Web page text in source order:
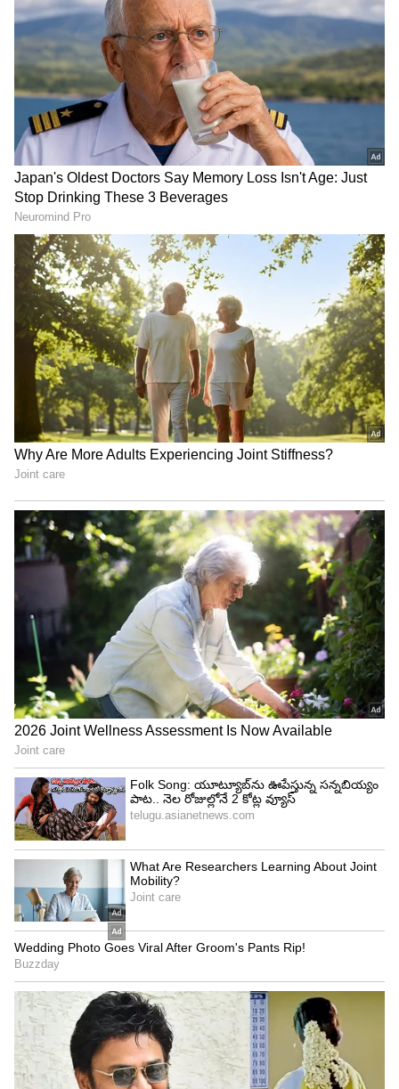
Related Articles
Radhika Merchant: అంబానీ కోడలిని భయపెట్టిన
ట్రంప్.. దెబ్బకు యూఎస్ లో కెరీర్ వదిలేసిన రాధిక..!
Anant Ambani: వందల వేల కోట్ల ఆస్తులు ఉన్నా..
అంబానీ కొడుకు బరువు ఎందుకు తగ్గలేదు..?
3
4
Image Credit :Our Own
శ్లోక మెహతా..
ముఖేష్ అంబానీ పెద్ద కుమారుడు ఆకాశ్ అంబానీది కూడా
ప్రేమ వివాహమే. తన స్నేహితురాలు శ్లోకా మెహతాను ఆకాశ్
పెళ్లి చేసుకున్నాడు. అయితే.. శ్లోకా కూడా ఆకాశ్ కంటే పెద్దే
కావడం విశేషం. శ్లోకా మెహతా 11జులై 1990న జన్మించగా..
ఆకాశ్ 23 అక్టోబర్ 1991లో జన్మించాడు. దగ్గరదగ్గర ఇద్దరికీ
15 నెలల ఏజ్ గ్యాప్ ఉంది. వీరిద్దరికీ 2019లో వివాహం
జరిగింది. ఇద్దరు పిల్లలు కూడా ఉన్నారు.